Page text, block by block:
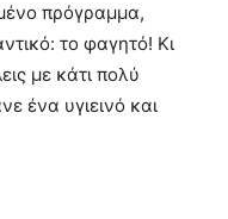
πρόγραμμα,
το φαγητό! Κι
με κάτι πολύ
ένα υγιεινό και